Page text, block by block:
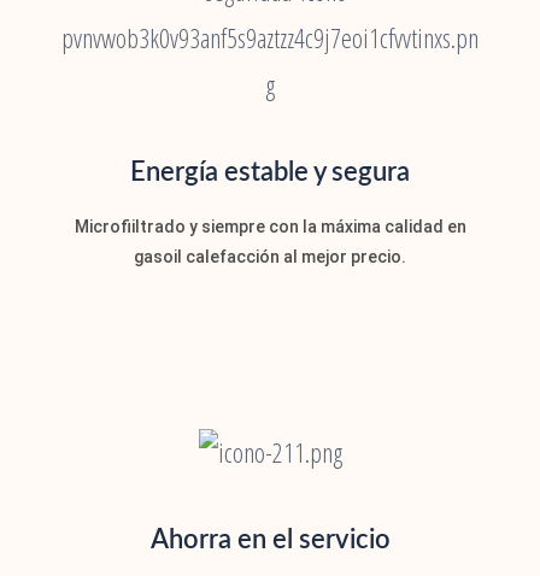
Energía estable y segura
Microfiiltrado y siempre con la máxima calidad en
gasoil calefacción al mejor precio.
Ahorra en el servicio